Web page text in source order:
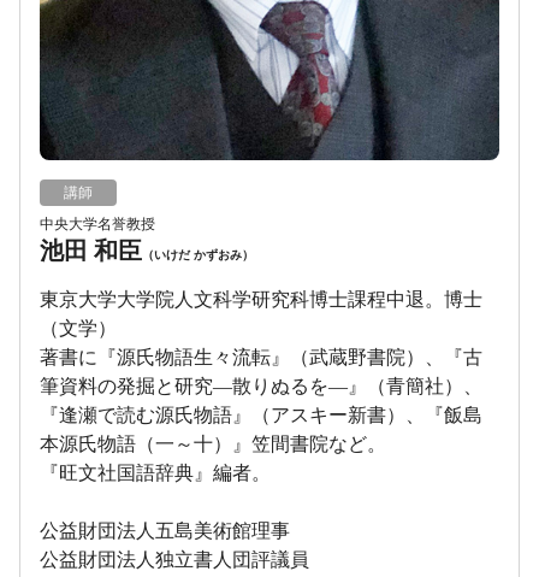
講師
中央大学名誉教授
池田 和臣 （いけだ かずおみ）
東京大学大学院人文科学研究科博士課程中退。博士
（文学）
著書に『源氏物語生々流転』（武蔵野書院）、『古
筆資料の発掘と研究―散りぬるを―』（青簡社）、
『逢瀬で読む源氏物語』（アスキー新書）、『飯島
本源氏物語（一～十）』笠間書院など。
『旺文社国語辞典』編者。
公益財団法人五島美術館理事
公益財団法人独立書人団評議員